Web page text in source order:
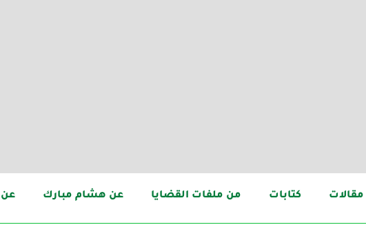
مقالات كتابات من ملفات القضايا عن هشام مبارك عن